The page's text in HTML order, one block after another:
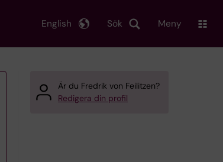
Sök
English Meny
Är du Fredrik von Feilitzen?
Redigera din profil